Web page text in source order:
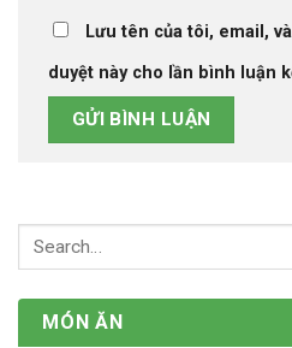
Lưu tên của tôi, email,
duyệt này cho lần bình luận
MÓN ĂN